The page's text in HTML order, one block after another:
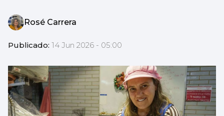
Rosé Carrera
Publicado: 14 Jun 2026 - 05:00